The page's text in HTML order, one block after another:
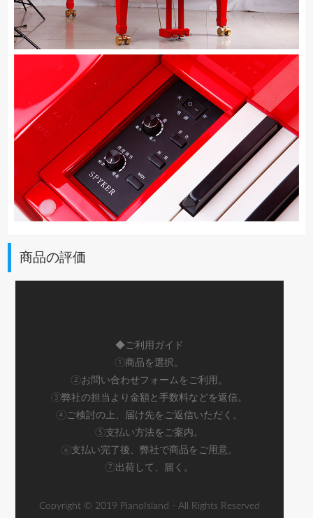
商品の評価
◆ご利用ガイド
①商品を選択。
②お問い合わせフォームをご利用。
③弊社の担当より金額と手数料などを返信。
④ご検討の上、届け先をご返信いただく。
⑤支払い方法をご案内。
⑥支払い完了後、弊社で商品をご用意。
⑦出荷して、届く。
Copyright © 2019 PianoIsland - All Rights Reserved